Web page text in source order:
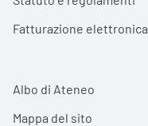
Fatturazione elettronica
Albo di Ateneo
Mappa del sito